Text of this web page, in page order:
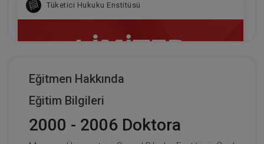
Tüketici Hukuku Enstitüsü
Eğitmen Hakkında
Eğitim Bilgileri
2000 - 2006 Doktora